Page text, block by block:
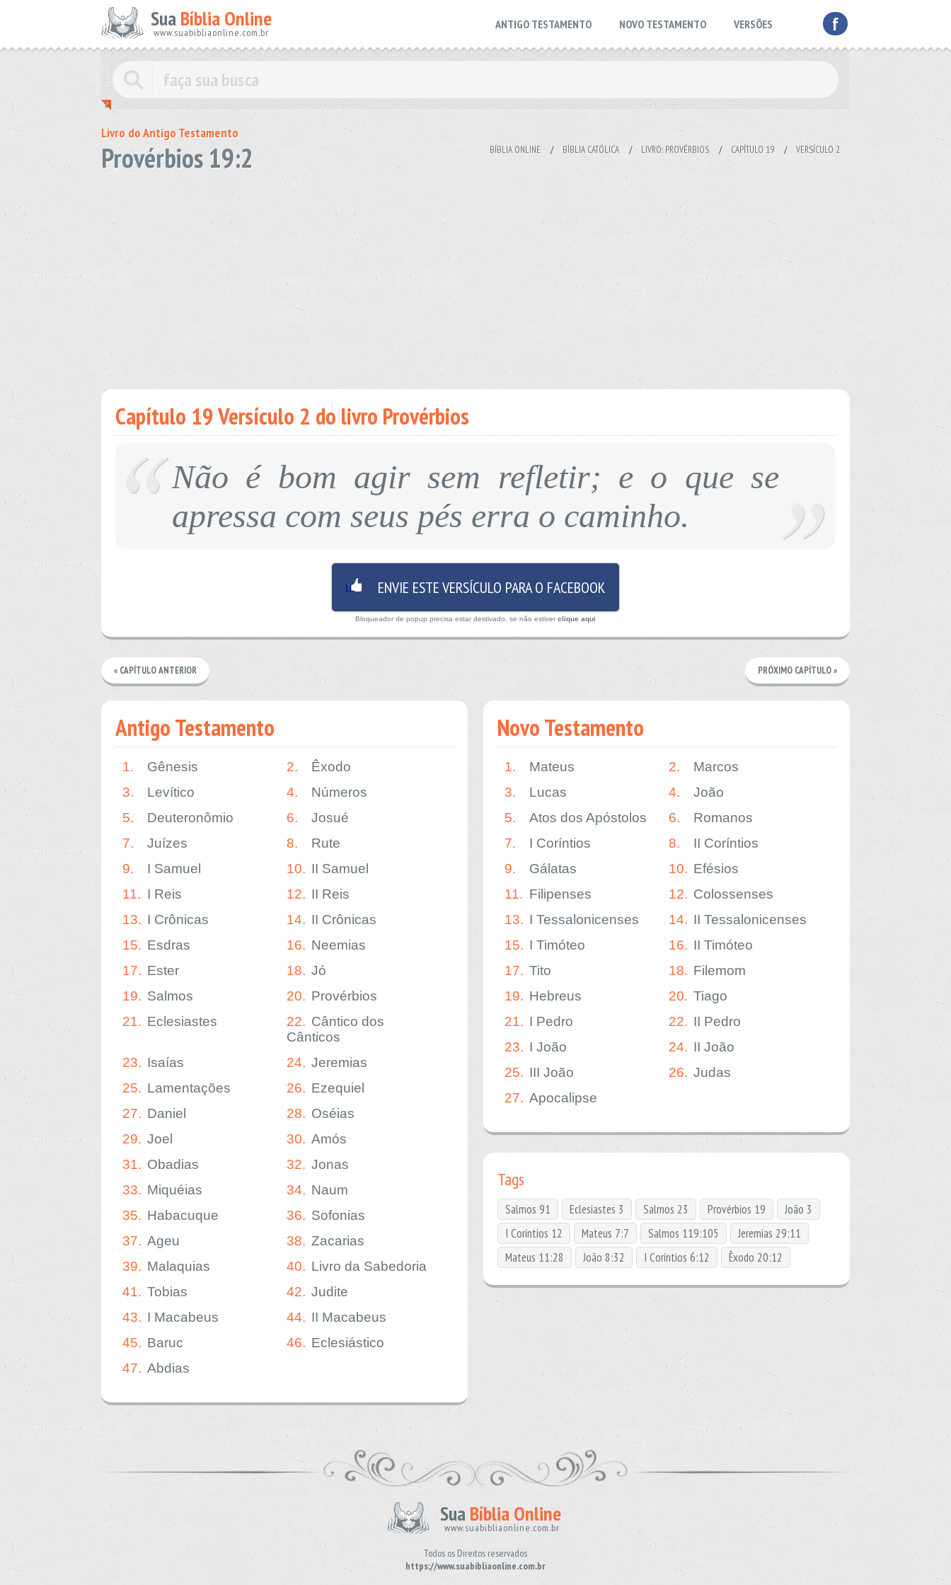
SuaBíblia Online
www.suabibliaonline.com.br f
ANTIGO TESTAMENTO NOVO TESTAMENTO VERSÕES
Livro do Antigo Testamento
Provérbios 19:2 BÍBLIA ONLINE / BÍBLIA CATÓLICA / LIVRO: PROVÉRBIOS / CAPÍTULO 19 / VERSÍCULO 2
Capítulo 19 Versículo 2 do livro Provérbios
Não é bom agir sem refletir; e o que se
apressa com seus pés erra o caminho.
ENVIE ESTE VERSÍCULO PARA O FACEBOOK
Bloqueador de popup precisa estar destivado, se não estiver clique aqui
« CAPÍTULO ANTERIOR PRÓXIMO CAPÍTULO »
Antigo Testamento
1. Gênesis 2.
Êxodo
3.
Levítico 4.
Números
5.
Deuteronômio 6.
Josué
7.
Juízes 8.
Rute
9.
I Samuel 10. II Samuel
11. I Reis 12. II Reis
13. I Crônicas 14. II Crônicas
15. Esdras 16. Neemias
17. Ester 18. Jó
19. Salmos 20. Provérbios
21. Eclesiastes 22. Cântico dos
Cânticos
23. Isaías 24. Jeremias
25. Lamentações 26. Ezequiel
27. Daniel 28. Oséias
29. Joel 30. Amós
31. Obadias 32. Jonas
33. Miquéias 34. Naum
35. Habacuque 36. Sofonias
37. Ageu 38. Zacarias
39. Malaquias 40. Livro da Sabedoria
41. Tobias 42. Judite
43. I Macabeus 44. II Macabeus
45. Baruc 46. Eclesiástico
47. Abdias
Novo Testamento
1. Mateus 2.
Marcos
3.
Lucas 4.
João
5.
Atos dos Apóstolos 6.
Romanos
7.
I Coríntios 8.
II Coríntios
9.
Gálatas 10. Efésios
11. Filipenses 12. Colossenses
13. I Tessalonicenses 14. II Tessalonicenses
15. I Timóteo 16. II Timóteo
17. Tito 18. Filemom
19. Hebreus 20. Tiago
21. I Pedro 22. II Pedro
23. I João 24. II João
25. III João 26. Judas
27. Apocalipse
Tags
Salmos 91 Eclesiastes 3 Salmos 23 Provérbios 19
João 3
I Coríntios 12
Mateus 7:7 Salmos 119:105
Jeremias 29:11
Mateus 11:28
João 8:32 I Coríntios 6:12 Êxodo 20:12
SuaBíblia Online
www.suabibliaonline.com.br
Todos os Direitos reservados
https://www.suabibliaonline.com.br